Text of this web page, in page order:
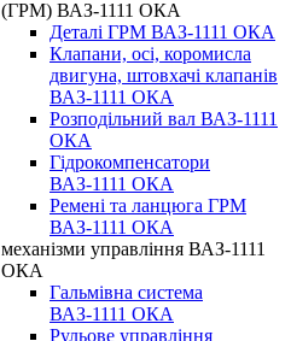
(ГРМ) ВАЗ-1111 ОКА
Деталі ГРМ ВАЗ-1111 ОКА
Клапани, осі, коромисла
двигуна, штовхачі клапанів
ВАЗ-1111 ОКА
Розподільний вал ВАЗ-1111
ОКА
Гідрокомпенсатори
ВАЗ-1111 ОКА
Ремені та ланцюга ГРМ
ВАЗ-1111 ОКА
механізми управління ВАЗ-1111
ОКА
Гальмівна система
ВАЗ-1111 ОКА
Рульове управління